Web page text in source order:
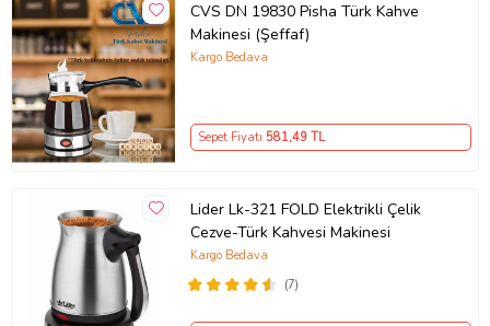
CVS DN 19830 Pisha Türk Kahve
Makinesi (Şeffaf)
Kargo Bedava
Sepet Fiyatı 581,49 TL
Lider Lk-321 FOLD Elektrikli Çelik
Cezve-Türk Kahvesi Makinesi
(7)
Kargo Bedava